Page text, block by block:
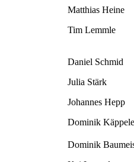
Matthias Heine
Tim Lemmle
Daniel Schmid
Julia Stärk
Johannes Hepp
Dominik
Dominik